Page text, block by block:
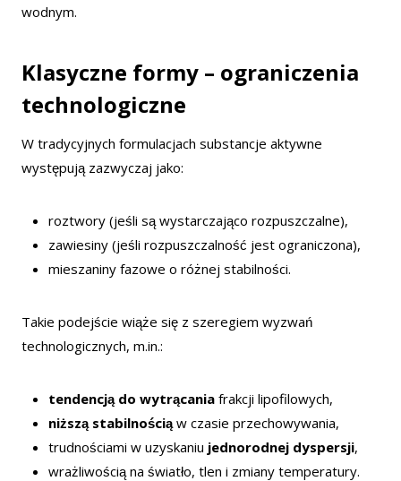
wodnym.
Klasyczne formy – ograniczenia
technologiczne
W tradycyjnych formulacjach substancje aktywne
występują zazwyczaj jako:
roztwory (jeśli są wystarczająco rozpuszczalne),
zawiesiny (jeśli rozpuszczalność jest ograniczona),
mieszaniny fazowe o różnej stabilności.
Takie podejście wiąże się z szeregiem wyzwań
technologicznych, m.in.:
tendencją do wytrącania frakcji lipofilowych,
niższą stabilnościąw czasie przechowywania,
trudnościami w uzyskaniu jednorodnej dyspersji,
wrażliwością na światło, tlen i zmiany temperatury.